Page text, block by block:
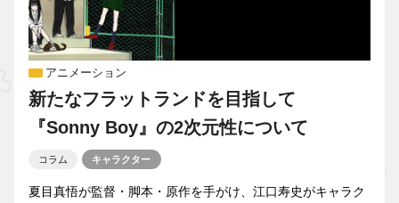
アニメーション
新たなフラットランドを目指して
『Sonny Boy』の2次元性について
コラム キャラクター
夏目真悟が監督・脚本・原作を手がけ、江口寿史がキャラク